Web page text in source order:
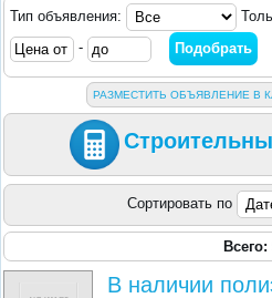
Тип объявления:
-
РАЗМЕСТИТЬ ОБЪЯВЛЕНИЕ В
Сортировать по
Всего:
В наличии